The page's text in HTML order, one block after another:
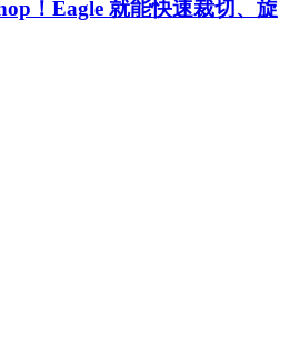
！Eagle 就能快速裁切、旋